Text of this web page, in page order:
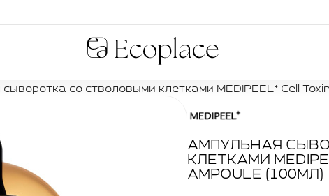
Ecoplace
со стволовыми клетками MEDIPEEL⁺ Cell
АМПУЛЬНАЯ
КЛЕТКАМИ
AMPOULE (100МЛ)